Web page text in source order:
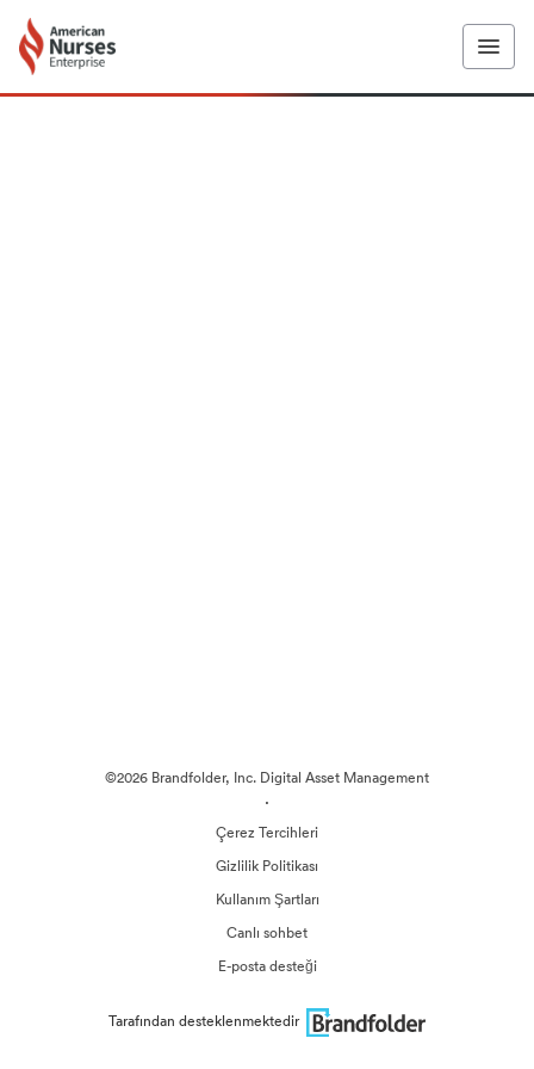
©2026 Brandfolder, Inc. Digital Asset Management
·
Çerez Tercihleri
Gizlilik Politikası
Kullanım Şartları
Canlı sohbet
E-posta desteği
Tarafından desteklenmektedir